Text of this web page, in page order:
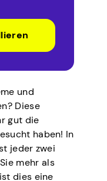
und
Diese
gut die
haben! In
jeder zwei
mehr als
dies eine